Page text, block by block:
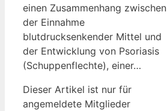
einen Zusammenhang zwischen
der Einnahme
blutdrucksenkender Mittel und
der Entwicklung von Psoriasis
(Schuppenflechte), einer…
Dieser Artikel ist nur für
angemeldete Mitglieder